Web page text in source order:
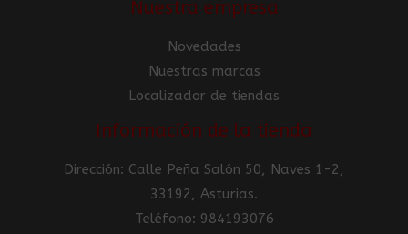
Nuestra empresa
Novedades
Nuestras marcas
Localizador de tiendas
Información de la tienda
Dirección: Calle Peña Salón 50, Naves 1-2,
33192, Asturias.
Teléfono: 984193076